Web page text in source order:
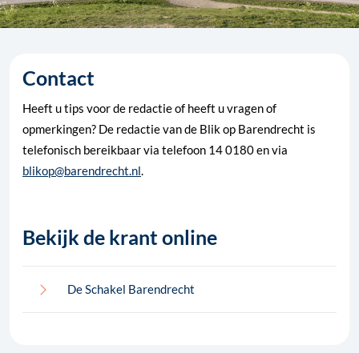
Contact
Heeft u tips voor de redactie of heeft u vragen of
opmerkingen? De redactie van de Blik op Barendrecht is
telefonisch bereikbaar via telefoon 14 0180 en via
blikop@barendrecht.nl
Bekijk de krant online
De Schakel Barendrecht